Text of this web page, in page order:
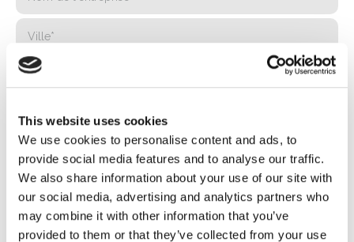
This website uses cookies
We use cookies to personalise content and ads, to
provide social media features and to analyse our traffic.
We also share information about your use of our site with
our social media, advertising and analytics partners who
may combine it with other information that you’ve
provided to them or that they’ve collected from your use